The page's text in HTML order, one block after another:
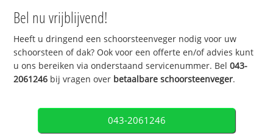
Bel nu vrijblijvend!
Heeft u dringend een schoorsteenveger nodig voor uw
schoorsteen of dak? Ook voor een offerte en/of advies kunt
u ons bereiken via onderstaand servicenummer. Bel043-
2061246 bij vragen over betaalbare schoorsteenveger.
043-2061246